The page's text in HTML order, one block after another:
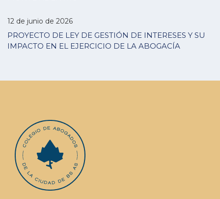
12 de junio de 2026
PROYECTO DE LEY DE GESTIÓN DE INTERESES Y SU
IMPACTO EN EL EJERCICIO DE LA ABOGACÍA